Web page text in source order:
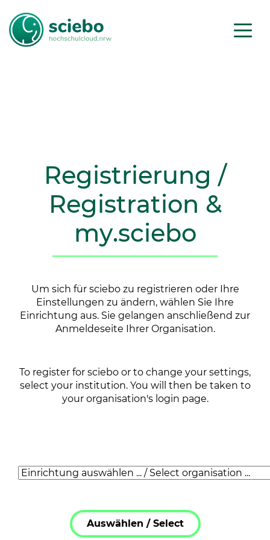
Registrierung /
Registration &
my.sciebo
Um sich für sciebo zu registrieren oder Ihre
Einstellungen zu ändern, wählen Sie Ihre
Einrichtung aus. Sie gelangen anschließend zur
Anmeldeseite Ihrer Organisation.
To register for sciebo or to change your settings,
select your institution. You will then be taken to
your organisation's login page.
Auswählen / Select